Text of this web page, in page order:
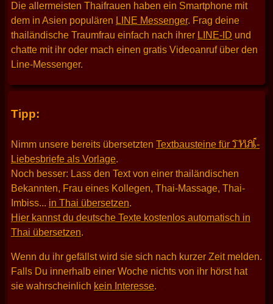
Die allermeisten Thaifrauen haben ein Smartphone mit
dem in Asien populären LINE Messenger. Frag deine
thailändische Traumfrau einfach nach ihrer LINE-ID und
chatte mit ihr oder mach einen gratis Videoanruf über den
Line-Messenger.
Tipp:
Nimm unsere bereits übersetzten Textbausteine für THAI-
Liebesbriefe als Vorlage.
Noch besser: Lass den Text von einer thailändischen
Bekannten, Frau eines Kollegen, Thai-Massage, Thai-
Imbiss... in Thai übersetzen.
Hier kannst du deutsche Texte kostenlos automatisch in
Thai übersetzen.
Wenn du ihr gefällst wird sie sich nach kurzer Zeit melden.
Falls Du innerhalb einer Woche nichts von ihr hörst hat
sie wahrscheinlich kein Interesse.